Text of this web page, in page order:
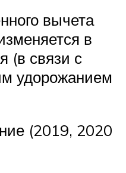
вычета
в
(в связи с
удорожанием
(2019, 2020